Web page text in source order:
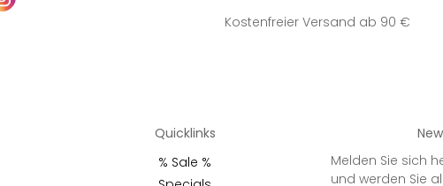
Kostenfreier Versand ab 90 €
Quicklinks
% Sale %
Melden Sie sich
und werden Sie